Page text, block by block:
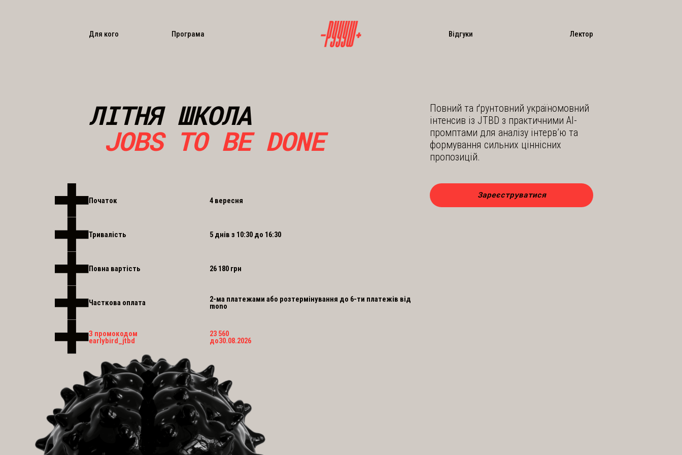
Для кого Програма Відгуки Лектор
ЛІТНЯ ШКОЛА
JOBS TO BE DONE
Повний та ґрунтовний україномовний
інтенсив із JTBD з практичними AI-
промптами для аналізу інтерв’ю та
формування сильних ціннісних
пропозицій.
Зареєструватися
Початок 4 вересня
Тривалість 5 днів з 10:30 до 16:30
Повна вартість 26 180 грн
Часткова оплата 2-ма платежами або розтермінування до 6-ти платежів від
mono
З промокодом
earlybird_jtbd
23 560
до30.08.2026